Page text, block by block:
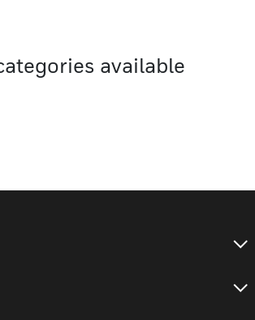
available